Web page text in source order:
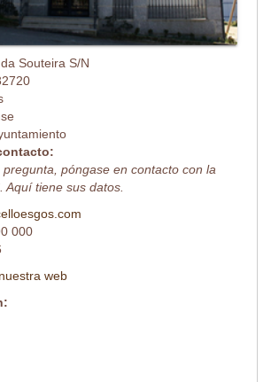
Souteira S/N
póngase en contacto con la
Aquí tiene sus datos.
000
web